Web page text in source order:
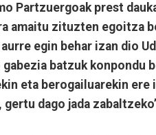
Partzuergoak prest
amaitu zituzten egoitza
egin behar izan dio
gabezia batzuk konpondu
eta berogailuarekin
gertu dago jada